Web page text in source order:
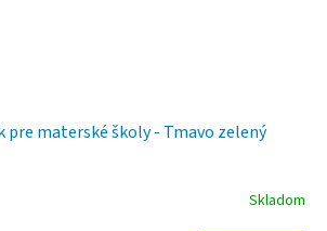
pre materské školy - Tmavo zelený
Skladom